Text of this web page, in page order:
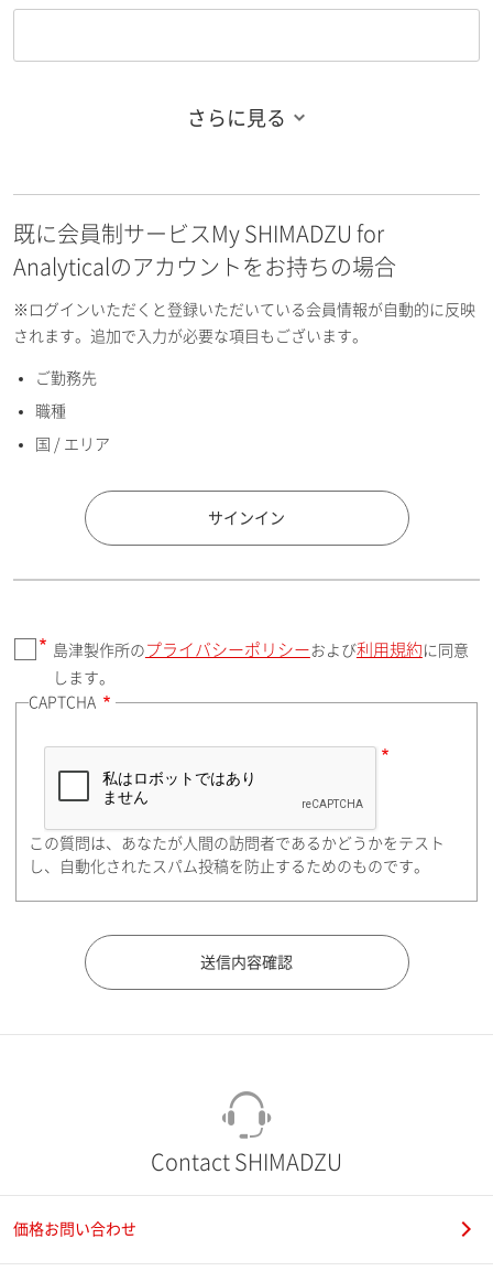
お名前フリガナ（名）
E-mailアドレス（半角英数）
国 / エリア
郵便番号（勤務先）
住所検索
都道府県（勤務先）
さらに見る
既に会員制サービスMy SHIMADZU for
Analyticalのアカウントをお持ちの場合
※ログインいただくと登録いただいている会員情報が自動的に反映
されます。追加で入力が必要な項目もございます。
ご勤務先
職種
国 / エリア
サインイン
島津製作所の プライバシーポリシー および利用規約 に同意
します。
CAPTCHA
この質問は、あなたが人間の訪問者であるかどうかをテスト
し、自動化されたスパム投稿を防止するためのものです。
Contact SHIMADZU
価格お問い合わせ